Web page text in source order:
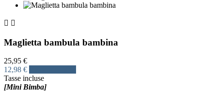
 
Maglietta bambula bambina
25,95 €
12,98 €
Tasse incluse
[Mini Bimba]